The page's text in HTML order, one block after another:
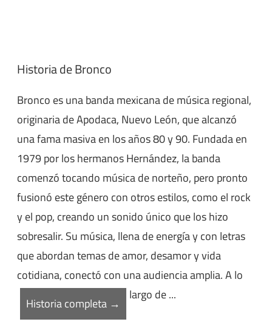
Historia de Bronco
Bronco es una banda mexicana de música regional,
originaria de Apodaca, Nuevo León, que alcanzó
una fama masiva en los años 80 y 90. Fundada en
1979 por los hermanos Hernández, la banda
comenzó tocando música de norteño, pero pronto
fusionó este género con otros estilos, como el rock
y el pop, creando un sonido único que los hizo
sobresalir. Su música, llena de energía y con letras
que abordan temas de amor, desamor y vida
cotidiana, conectó con una audiencia amplia. A lo
largo de ...
Historia completa →